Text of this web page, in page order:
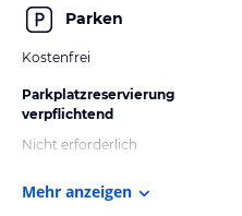
Parken
Kostenfrei
Parkplatzreservierung
verpflichtend
Nicht erforderlich
Mehr anzeigen